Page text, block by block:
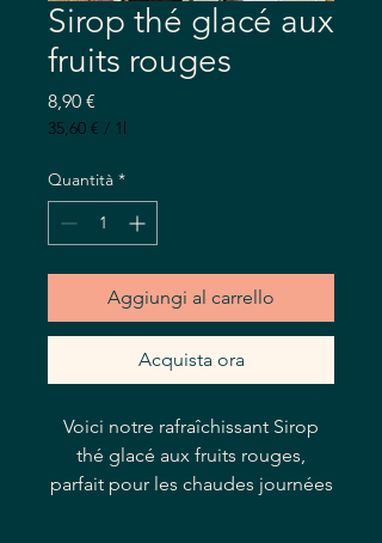
Sirop thé glacé aux
fruits rouges
8,90 €
35,60 € / 1l
ogni
1
litro
Quantità *
Aggiungi al carrello
Acquista ora
Voici notre rafraîchissant Sirop
thé glacé aux fruits rouges,
parfait pour les chaudes journées